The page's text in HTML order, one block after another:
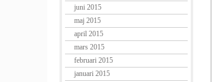
juni 2015
maj 2015
april 2015
mars 2015
februari 2015
januari 2015